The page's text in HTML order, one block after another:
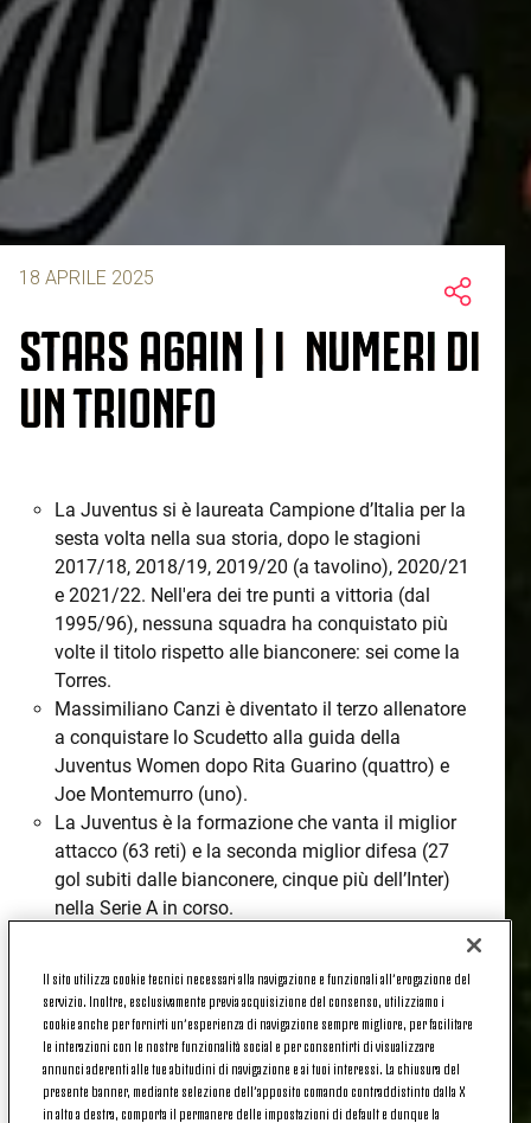
18 APRILE 2025
STARS A6AIN | I NUMERI DI
UN TRIONFO
La Juventus si è laureata Campione d’Italia per la
sesta volta nella sua storia, dopo le stagioni
2017/18, 2018/19, 2019/20 (a tavolino), 2020/21
e 2021/22. Nell'era dei tre punti a vittoria (dal
1995/96), nessuna squadra ha conquistato più
volte il titolo rispetto alle bianconere: sei come la
Torres.
Massimiliano Canzi è diventato il terzo allenatore
a conquistare lo Scudetto alla guida della
Juventus Women dopo Rita Guarino (quattro) e
Joe Montemurro (uno).
La Juventus è la formazione che vanta il miglior
attacco (63 reti) e la seconda miglior difesa (27
gol subiti dalle bianconere, cinque più dell’Inter)
nella Serie A in corso.
incontri in Serie A (12V, 2N); l’ultima occasione in
cui le bianconere avevano collezionato lo stesso
numero di incontri senza sconfitte una singola
edizione del torneo risaliva al 2021/22, stagione
del precedente Scudetto (14, appunto, tra agosto
Il sito utilizza cookie tecnici necessari alla navigazione e funzionali all’erogazione del
servizio. Inoltre, esclusivamente previa acquisizione del consenso, utilizziamo i
cookie anche per fornirti un’esperienza di navigazione sempre migliore, per facilitare
le interazioni con le nostre funzionalità social e per consentirti di visualizzare
annunci aderenti alle tue abitudini di navigazione e ai tuoi interessi. La chiusura del
presente banner, mediante selezione dell’apposito comando contraddistinto dalla X
in alto a destra, comporta il permanere delle impostazioni di default e dunque la